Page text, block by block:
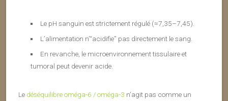
Le pH sanguin est strictement régulé (≈7,35–7,45).
L’alimentation n’“acidifie” pas directement le sang.
En revanche, le microenvironnement tissulaire et
tumoral peut devenir acide.
Le déséquilibre oméga-6 / oméga-3 n’agit pas comme un